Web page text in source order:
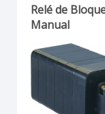
Relé de
Manual